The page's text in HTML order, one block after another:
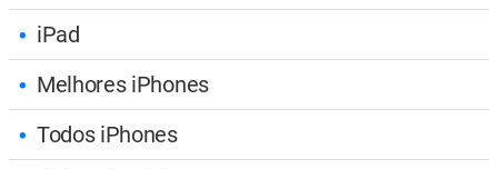
iPad
Melhores iPhones
Todos iPhones